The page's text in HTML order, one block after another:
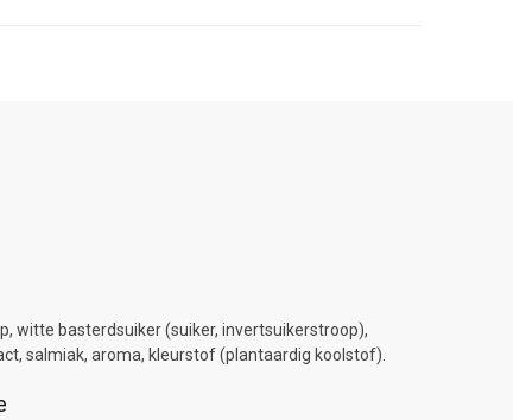
witte basterdsuiker (suiker, invertsuikerstroop),
salmiak, aroma, kleurstof (plantaardig koolstof).